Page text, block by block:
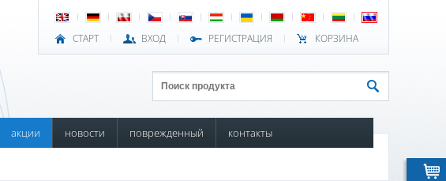
СТАРТ ВХОД РЕГИСТРАЦИЯ КОРЗИНА
акции новости поврежденный контакты